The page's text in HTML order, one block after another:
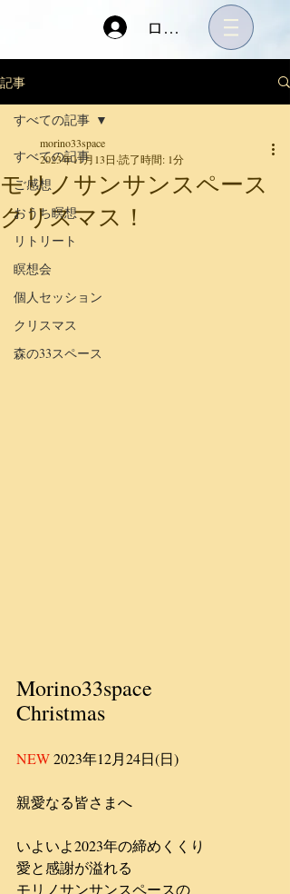
ログイン
記事
すべての記事
ご感想
おうち瞑想
リトリート
瞑想会
個人セッション
クリスマス
森の33スペース
すべての記事
モリノサンサンスペース
クリスマス！
morino33space
2023年11月13日 読了時間: 1分
Morino33space
Christmas
NEW 2023年12月24日(日)
親愛なる皆さまへ
いよいよ2023年の締めくくり
愛と感謝が溢れる
​モリノサンサンスペースの